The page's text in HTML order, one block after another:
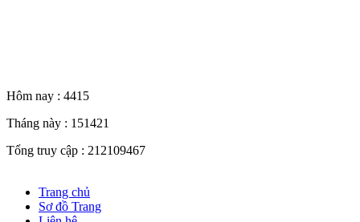
Hôm nay : 4415
Tháng này : 151421
Tổng truy cập : 212109467
Trang chủ
Sơ đồ Trang